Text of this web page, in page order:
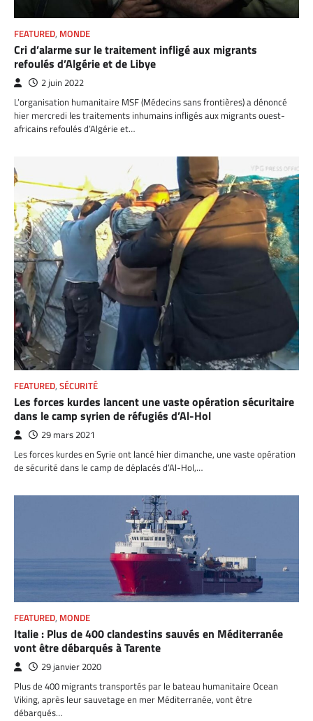
FEATURED, MONDE
Cri d’alarme sur le traitement infligé aux migrants
refoulés d’Algérie et de Libye
2 juin 2022
L’organisation humanitaire MSF (Médecins sans frontières) a dénoncé
hier mercredi les traitements inhumains infligés aux migrants ouest-
africains refoulés d’Algérie et…
FEATURED, SÉCURITÉ
Les forces kurdes lancent une vaste opération sécuritaire
dans le camp syrien de réfugiés d’Al-Hol
29 mars 2021
Les forces kurdes en Syrie ont lancé hier dimanche, une vaste opération
de sécurité dans le camp de déplacés d’Al-Hol,…
FEATURED, MONDE
Italie : Plus de 400 clandestins sauvés en Méditerranée
vont être débarqués à Tarente
29 janvier 2020
Plus de 400 migrants transportés par le bateau humanitaire Ocean
Viking, après leur sauvetage en mer Méditerranée, vont être
débarqués…